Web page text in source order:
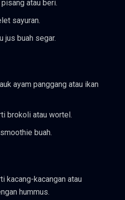
atau beri.
sayuran.
jus buah segar.
ayam panggang atau ikan
brokoli atau wortel.
buah.
kacang-kacangan atau
hummus.